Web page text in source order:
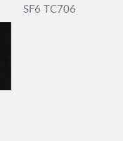
SF6 TC706